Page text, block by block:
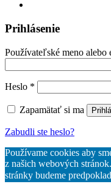
Prihlásenie
Používateľské meno alebo
Heslo *
Zapamätať si ma
Zabudli ste heslo?
Používame cookies aby
z našich webových
stránky budeme